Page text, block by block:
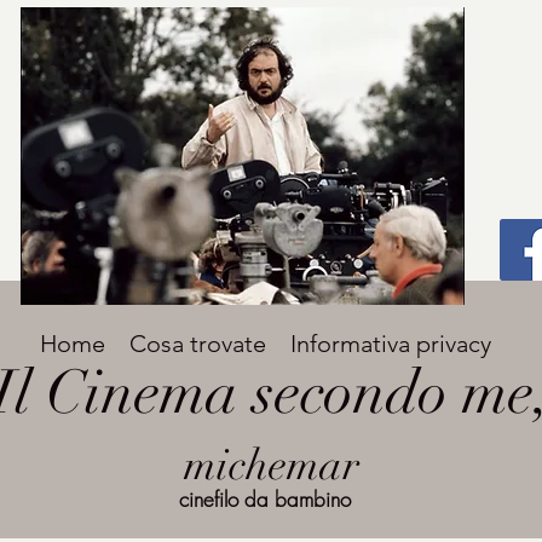
Titolo
grande
Avenir Light una delle font preferite dai
designer. Facile da leggere, viene
utilizzata per titoli e paragrafi.
Cinema secondo
michemar
Home Cosa trovate Informativa privacy
cinefilo da bambino